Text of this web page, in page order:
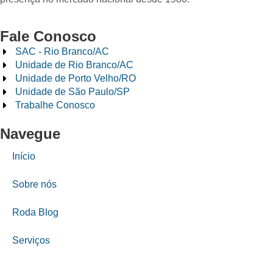
Fale Conosco
SAC - Rio Branco/AC
Unidade de Rio Branco/AC
Unidade de Porto Velho/RO
Unidade de São Paulo/SP
Trabalhe Conosco
Navegue
Início
Sobre nós
Roda Blog
Serviços